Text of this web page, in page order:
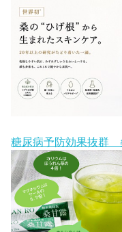
糖尿病予防効果抜群